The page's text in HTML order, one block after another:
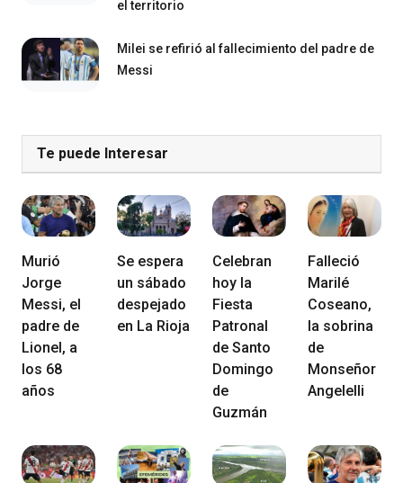
el territorio
Milei se refirió al fallecimiento del padre de
Messi
Te puede Interesar
Murió
Jorge
Messi, el
padre de
Lionel, a
los 68
años
Se espera
un sábado
despejado
en La Rioja
Celebran
hoy la
Fiesta
Patronal
de Santo
Domingo
de
Guzmán
Falleció
Marilé
Coseano,
la sobrina
de
Monseñor
Angelelli